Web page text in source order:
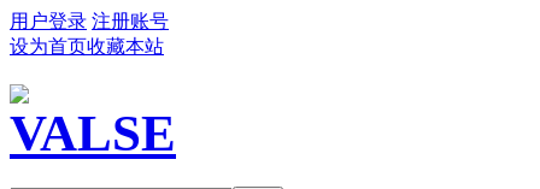
用户登录 注册账号
设为首页收藏本站